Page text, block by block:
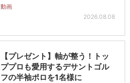
動画
2026.08.08
【プレゼント】軸が整う！トッ
ププロも愛用するデサントゴル
フの半袖ポロを1名様に